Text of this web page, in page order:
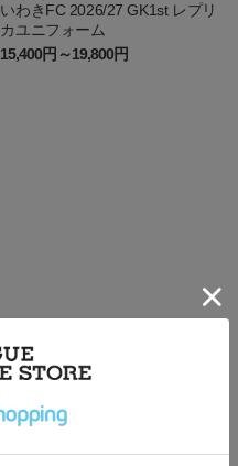
いわきFC 2026/27 GK1st レプリ
カユニフォーム
15,400円～19,800円